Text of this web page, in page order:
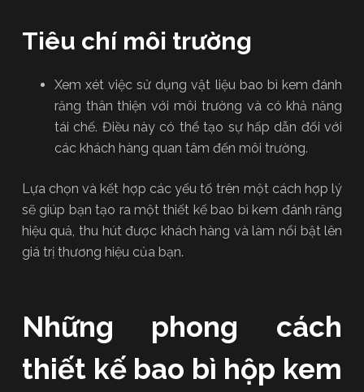
Tiêu chí môi trường
Xem xét việc sử dụng vật liệu bao bì kem đánh
răng thân thiện với môi trường và có khả năng
tái chế. Điều này có thể tạo sự hấp dẫn đối với
các khách hàng quan tâm đến môi trường.
Lựa chọn và kết hợp các yếu tố trên một cách hợp lý
sẽ giúp bạn tạo ra một thiết kế bao bì kem đánh răng
hiệu quả, thu hút được khách hàng và làm nổi bật lên
giá trị thương hiệu của bạn.
Những phong cách
thiết kế bao bì hộp kem